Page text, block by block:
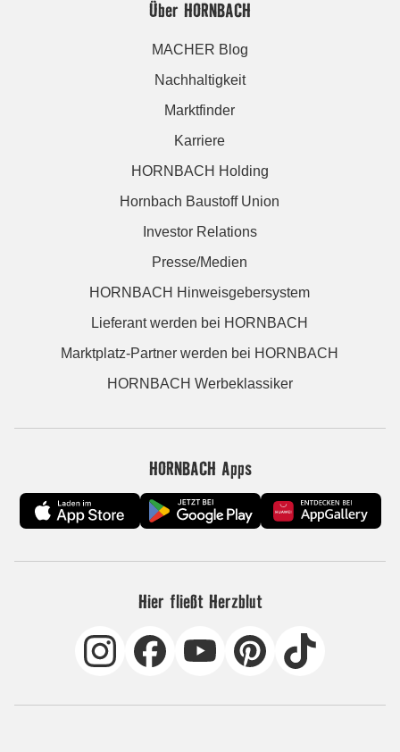
Über HORNBACH
MACHER Blog
Nachhaltigkeit
Marktfinder
Karriere
HORNBACH Holding
Hornbach Baustoff Union
Investor Relations
Presse/Medien
HORNBACH Hinweisgebersystem
Lieferant werden bei HORNBACH
Marktplatz-Partner werden bei HORNBACH
HORNBACH Werbeklassiker
HORNBACH Apps
Hier fließt Herzblut